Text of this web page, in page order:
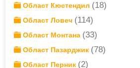
Област Кюстендил (18)
Област Ловеч (114)
Област Монтана (33)
Област Пазарджик (78)
Област Перник (2)